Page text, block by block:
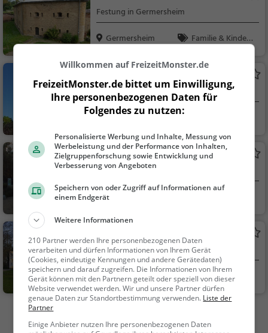
Festung in Germersheim
Germersheim
Familie & Kinder,
Park in Philippsburg (Rheinsheim)
Philippsburg
Natur
Fitnesspark Rülzheim
Fitnesspark in Rülzheim
Rülzheim
Herrenhaus in Stutensee
Stutensee
Familie & Kinder,
Sehenswürdigkeit
Mehr Aktivitäten in Dettenheim finden
Willkommen auf FreizeitMonster.de
FreizeitMonster.de bittet um Einwilligung,
Ihre personenbezogenen Daten für
Folgendes zu nutzen:
Personalisierte Werbung und Inhalte, Messung von
Werbeleistung und der Performance von Inhalten,
Zielgruppenforschung sowie Entwicklung und
Verbesserung von Angeboten
Speichern von oder Zugriff auf Informationen auf
einem Endgerät
Weitere Informationen
210 Partner werden Ihre personenbezogenen Daten
verarbeiten und dürfen Informationen von Ihrem Gerät
(Cookies, eindeutige Kennungen und andere Gerätedaten)
speichern und darauf zugreifen. Die Informationen von Ihrem
Gerät können mit den Partnern geteilt oder speziell von dieser
Website verwendet werden. Wir und unsere Partner dürfen
genaue Daten zur Standortbestimmung verwenden. Liste der
Partner
Einige Anbieter nutzen Ihre personenbezogenen Daten